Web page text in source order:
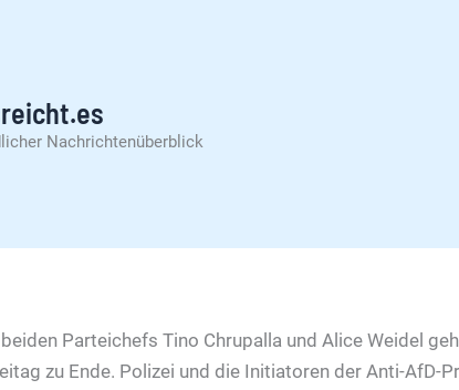
Nachrichtenüberblick
Parteichefs Tino Chrupalla und Alice Weidel
zu Ende. Polizei und die Initiatoren der Anti-AfD-